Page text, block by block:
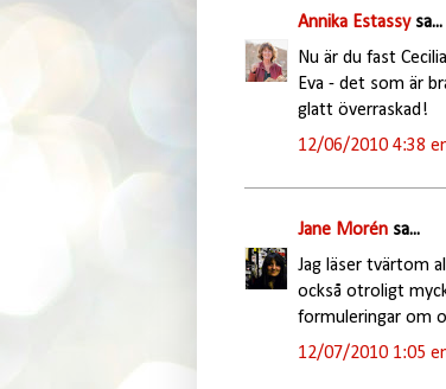
Annika Estassysa...
Nu är du fast
Eva - det som är
glatt överraskad!
12/06/2010 4:38
Jane Morénsa...
Jag läser tvärtom
också otroligt
formuleringar om
12/07/2010 1:05